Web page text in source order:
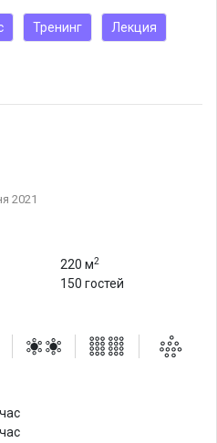
Тренинг Лекция
2021
220 м2
150 гостей